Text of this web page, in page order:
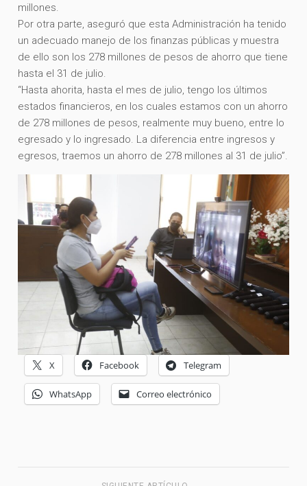
millones.
Por otra parte, aseguró que esta Administración ha tenido
un adecuado manejo de los finanzas públicas y muestra
de ello son los 278 millones de pesos de ahorro que tiene
hasta el 31 de julio.
“Hasta ahorita, hasta el mes de julio, tengo los últimos
estados financieros, en los cuales estamos con un ahorro
de 278 millones de pesos, realmente muy bueno, entre lo
egresado y lo ingresado. La diferencia entre ingresos y
egresos, traemos un ahorro de 278 millones al 31 de julio”.
X Facebook Telegram
WhatsApp Correo electrónico